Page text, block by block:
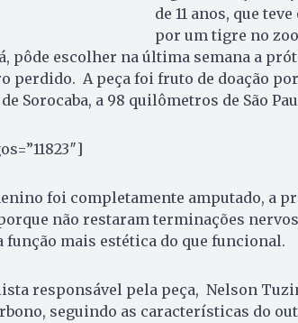
de 11 anos, que
por um tigre no
pôde escolher na última semana a
perdido. A peça foi fruto de doação
Sorocaba, a 98 quilômetros de São
foi completamente amputado, a
não restaram terminações
função mais estética do que funcional.
responsável pela peça, Nelson
seguindo as características do